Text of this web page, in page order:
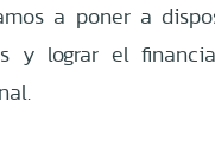
a poner a
y lograr el